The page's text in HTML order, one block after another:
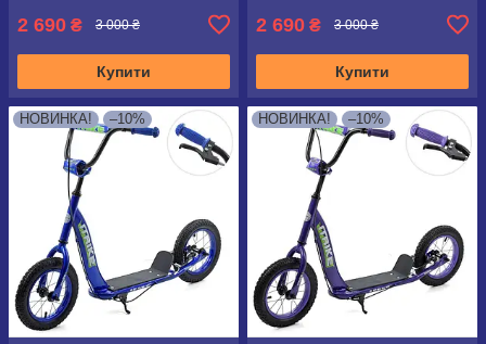
2 690 ₴ 3 000 ₴
Купити
2 690 ₴ 3 000 ₴
Купити
НОВИНКА! –10% НОВИНКА! –10%